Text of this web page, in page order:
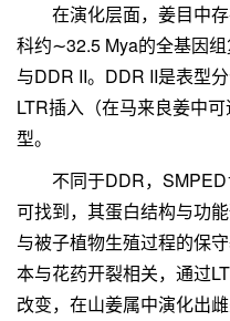
在演化层面，姜目中
科约∼32.5 Mya的全基因
与DDR II。DDR II是表型
LTR插入（在马来良姜中
型。
不同于DDR，
可找到，其蛋白结构与功
与被子植物生殖过程的保
本与花药开裂相关，通过
改变，在山姜属中演化出